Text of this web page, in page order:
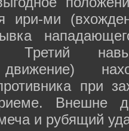
ири-ми
Третий
при
Внешне
и рубящий